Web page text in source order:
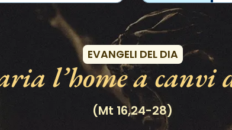
Esdeveniments
EVANGELI DEL DIA
l’home a canvi
(Mt 16,24-28)